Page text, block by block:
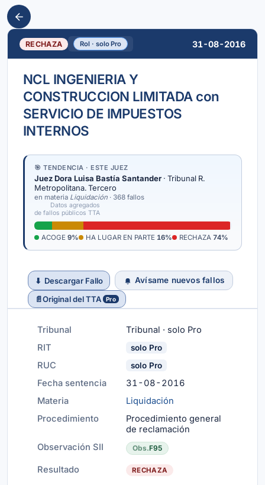
RECHAZA Rol · solo Pro 31-08-2016
NCL INGENIERIA Y
CONSTRUCCION LIMITADA con
SERVICIO DE IMPUESTOS
INTERNOS
🎯 TENDENCIA · ESTE JUEZ
Juez Dora Luisa Bastía Santander · Tribunal R.
Metropolitana. Tercero
en materia Liquidación · 368 fallos
Datos agregados
de fallos públicos TTA
ACOGE 9% HA LUGAR EN PARTE 16% RECHAZA 74%
⬇ Descargar Fallo
Avísame nuevos fallos
📄Original del TTA Pro
Tribunal
Tribunal · solo Pro
RIT
solo Pro
RUC solo Pro
Fecha sentencia
31-08-2016
Materia
Liquidación
Procedimiento
Procedimiento general
de reclamación
Observación SII
Obs.F95
Resultado RECHAZA